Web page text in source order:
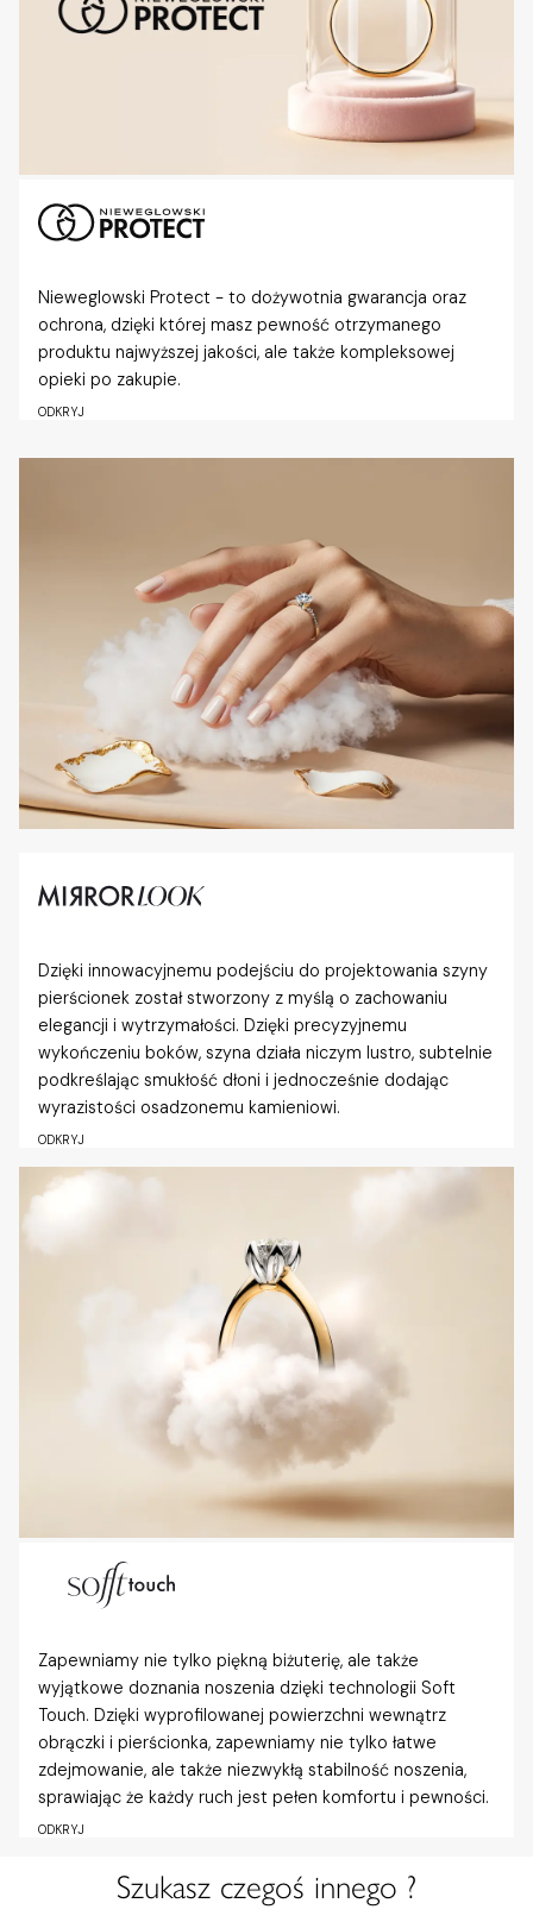
Nieweglowski Protect - to dożywotnia gwarancja oraz
ochrona, dzięki której masz pewność otrzymanego
produktu najwyższej jakości, ale także kompleksowej
opieki po zakupie.
ODKRYJ
Dzięki innowacyjnemu podejściu do projektowania szyny
pierścionek został stworzony z myślą o zachowaniu
elegancji i wytrzymałości. Dzięki precyzyjnemu
wykończeniu boków, szyna działa niczym lustro, subtelnie
podkreślając smukłość dłoni i jednocześnie dodając
wyrazistości osadzonemu kamieniowi.
ODKRYJ
Zapewniamy nie tylko piękną biżuterię, ale także
wyjątkowe doznania noszenia dzięki technologii Soft
Touch. Dzięki wyprofilowanej powierzchni wewnątrz
obrączki i pierścionka, zapewniamy nie tylko łatwe
zdejmowanie, ale także niezwykłą stabilność noszenia,
sprawiając że każdy ruch jest pełen komfortu i pewności.
ODKRYJ
Szukasz czegoś innego ?